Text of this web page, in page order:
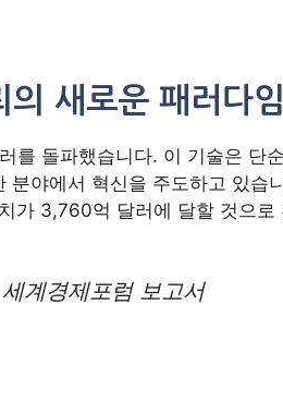
새로운 패러다임
를 돌파했습니다. 이 기술은 단
분야에서 혁신을 주도하고 있습
가 3,760억 달러에 달할 것으로
계경제포럼 보고서